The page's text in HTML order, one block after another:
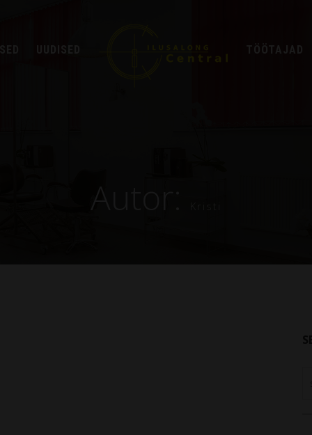
UUDISED TÖÖTAJAD
Autor: